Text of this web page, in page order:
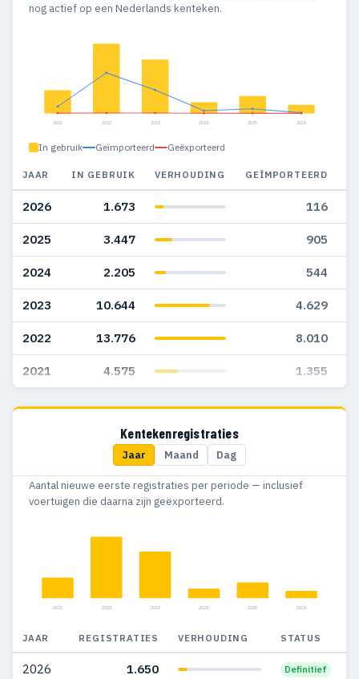
nog actief op een Nederlands kenteken.
2021 2022 2023 2024 2025 2026
In gebruik Geïmporteerd Geëxporteerd
JAAR IN GEBRUIK VERHOUDING GEÏMPORTEERD
2026 1.673 116
2025 3.447 905
2024 2.205 544
2023 10.644 4.629
2022 13.776 8.010
2021 4.575 1.355
Kentekenregistraties
Jaar Maand Dag
Aantal nieuwe eerste registraties per periode — inclusief
voertuigen die daarna zijn geëxporteerd.
2021 2022 2023 2024 2025 2026
JAAR REGISTRATIES VERHOUDING STATUS
2026 1.650 Definitief